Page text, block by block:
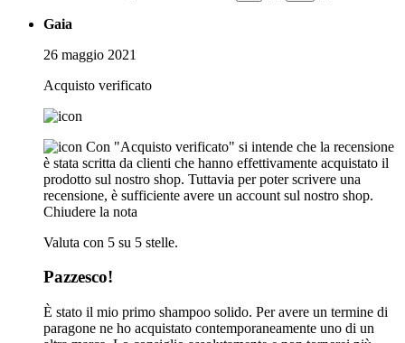
Gaia
26 maggio 2021
Acquisto verificato
Con "Acquisto verificato" si intende che la recensione
è stata scritta da clienti che hanno effettivamente acquistato il
prodotto sul nostro shop. Tuttavia per poter scrivere una
recensione, è sufficiente avere un account sul nostro shop.
Chiudere la nota
Valuta con 5 su 5 stelle.
Pazzesco!
È stato il mio primo shampoo solido. Per avere un termine di
paragone ne ho acquistato contemporaneamente uno di un